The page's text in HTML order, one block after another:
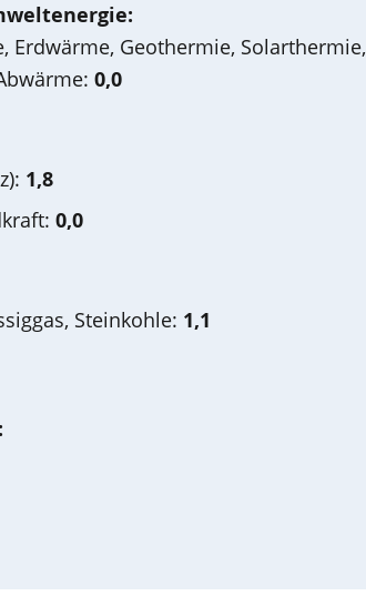
Erdwärme, Geothermie,
0,0
1,8
0,0
Steinkohle: 1,1